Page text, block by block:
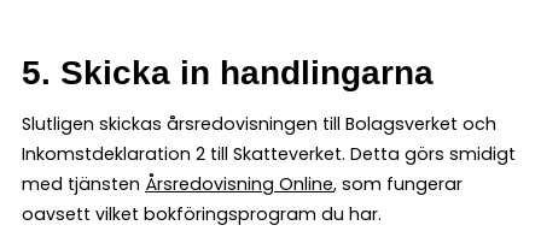
5. Skicka in handlingarna
Slutligen skickas årsredovisningen till Bolagsverket och
Inkomstdeklaration 2 till Skatteverket. Detta görs smidigt
med tjänsten Årsredovisning Online, som fungerar
oavsett vilket bokföringsprogram du har.